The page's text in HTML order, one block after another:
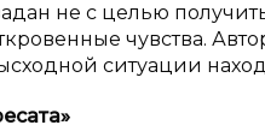
не с целью
чувства.
ситуации